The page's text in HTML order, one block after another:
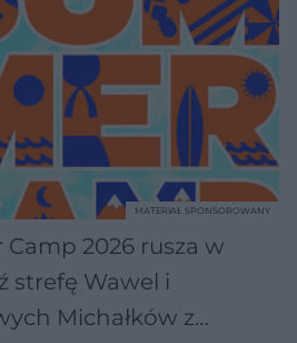
Camp 2026 rusza w
strefę Wawel i
Michałków z
MATERIAŁ SPONSOROWANY